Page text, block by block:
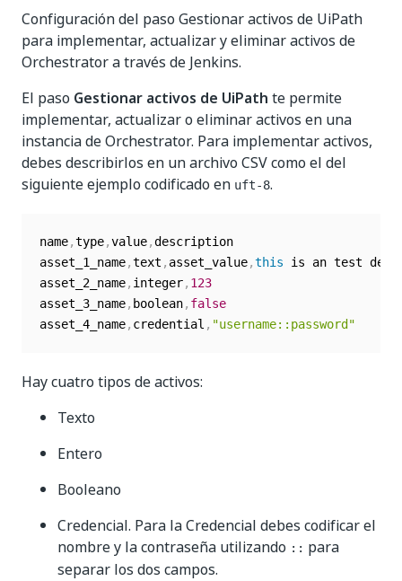
Configuración del paso Gestionar activos de UiPath
para implementar, actualizar y eliminar activos de
Orchestrator a través de Jenkins.
El paso Gestionar activos de UiPath te permite
implementar, actualizar o eliminar activos en una
instancia de Orchestrator. Para implementar activos,
debes describirlos en un archivo CSV como el del
siguiente ejemplo codificado en uft-8.
name,type,value,description
asset_1_name,text , asset_value,this is an test
asset_2_name, integer, 123
asset_3_name, boolean, false
asset_4_name, credential , "username::password"
Hay cuatro tipos de activos:
Texto
Entero
Booleano
Credencial. Para la Credencial debes codificar el
nombre y la contraseña utilizando :: para
separar los dos campos.